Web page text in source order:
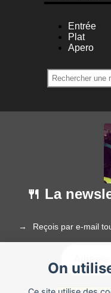
Entrée
Plat
Apero
On
🍴 La
Reçois par e-mail